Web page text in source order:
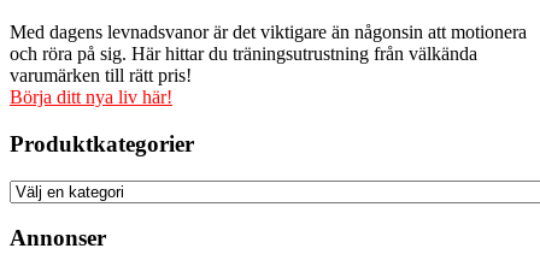
Med dagens levnadsvanor är det viktigare än någonsin att motionera
och röra på sig. Här hittar du träningsutrustning från välkända
varumärken till rätt pris!
Börja ditt nya liv här!
Produktkategorier
Annonser